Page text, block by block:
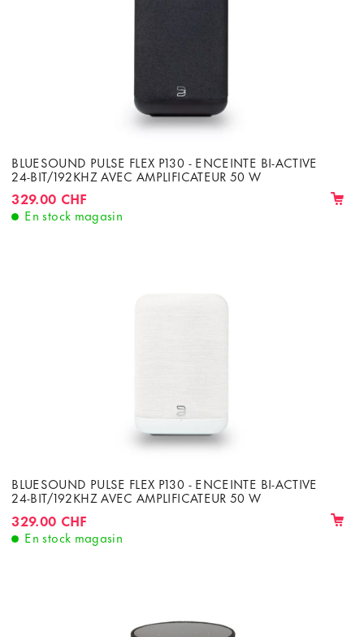
BLUESOUND PULSE FLEX P130 - ENCEINTE BI-ACTIVE
24-BIT/192KHZ AVEC AMPLIFICATEUR 50 W
329.00 CHF
En stock magasin
BLUESOUND PULSE FLEX P130 - ENCEINTE BI-ACTIVE
24-BIT/192KHZ AVEC AMPLIFICATEUR 50 W
329.00 CHF
En stock magasin